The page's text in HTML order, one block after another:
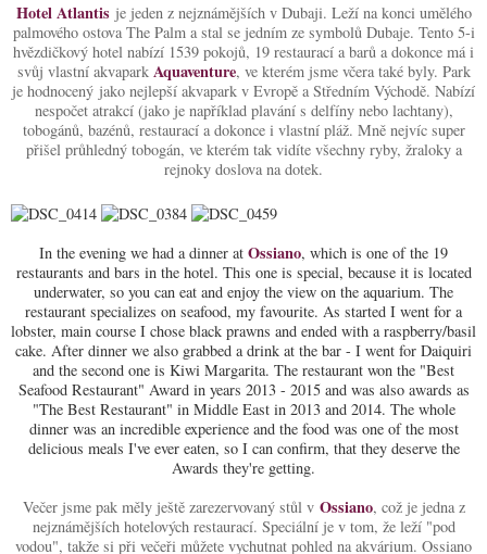
Hotel Atlantis je jeden z nejznámějších v Dubaji. Leží na konci umělého
palmového ostova The Palm a stal se jedním ze symbolů Dubaje. Tento 5-i
hvězdičkový hotel nabízí 1539 pokojů, 19 restaurací a barů a dokonce má i
svůj vlastní akvapark Aquaventure, ve kterém jsme včera také byly. Park
je hodnocený jako nejlepší akvapark v Evropě a Středním Východě. Nabízí
nespočet atrakcí (jako je například plavání s delfíny nebo lachtany),
tobogánů, bazénů, restaurací a dokonce i vlastní pláž. Mně nejvíc super
přišel průhledný tobogán, ve kterém tak vidíte všechny ryby, žraloky a
rejnoky doslova na dotek.
In the evening we had a dinner at Ossiano, which is one of the 19
restaurants and bars in the hotel. This one is special, because it is located
underwater, so you can eat and enjoy the view on the aquarium. The
restaurant specializes on seafood, my favourite. As started I went for a
lobster, main course I chose black prawns and ended with a raspberry/basil
cake. After dinner we also grabbed a drink at the bar - I went for Daiquiri
and the second one is Kiwi Margarita. The restaurant won the "Best
Seafood Restaurant" Award in years 2013 - 2015 and was also awards as
"The Best Restaurant" in Middle East in 2013 and 2014. The whole
dinner was an incredible experience and the food was one of the most
delicious meals I've ever eaten, so I can confirm, that they deserve the
Awards they're getting.
Večer jsme pak měly ještě zarezervovaný stůl v Ossiano, což je jedna z
nejznámějších hotelových restaurací. Speciální je v tom, že leží "pod
vodou", takže si při večeři můžete vychutnat pohled na akvárium. Ossiano